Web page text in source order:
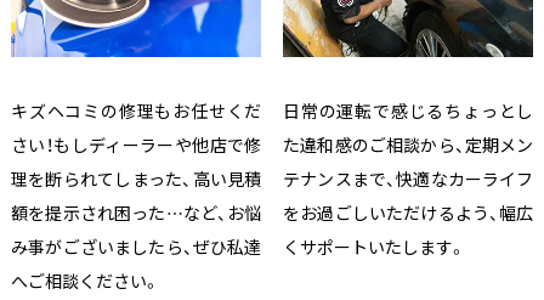
キズヘコミの修理もお任せくだ
さい！もしディーラーや他店で修
理を断られてしまった、高い見積
額を提示され困った…など、お悩
み事がございましたら、ぜひ私達
へご相談ください。
日常の運転で感じるちょっとし
た違和感のご相談から、定期メン
テナンスまで、快適なカーライフ
をお過ごしいただけるよう、幅広
くサポートいたします。